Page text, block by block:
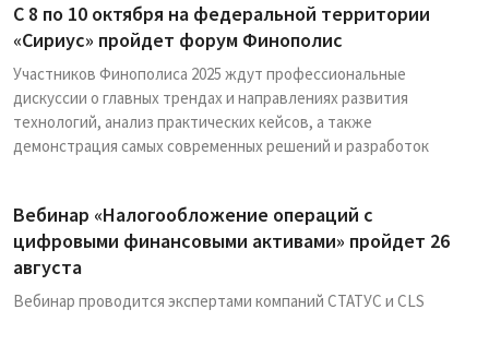
С 8 по 10 октября на федеральной территории
«Сириус» пройдет форум Финополис
Участников Финополиса 2025 ждут профессиональные
дискуссии о главных трендах и направлениях развития
технологий, анализ практических кейсов, а также
демонстрация самых современных решений и разработок
Вебинар «Налогообложение операций с
цифровыми финансовыми активами» пройдет 26
августа
Вебинар проводится экспертами компаний СТАТУС и CLS